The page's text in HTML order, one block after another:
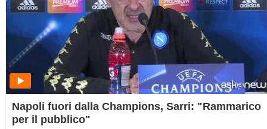
Napoli fuori dalla Champions, Sarri: "Rammarico
per il pubblico"